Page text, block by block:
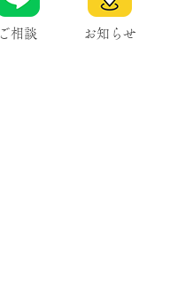
ご相談 お知らせ